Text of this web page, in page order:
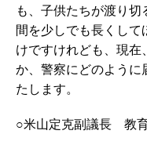
も、子供たちが渡り
間を少しでも長くし
けですけれども、現
か、警察にどのように
たします。
○米山定克副議長 教育